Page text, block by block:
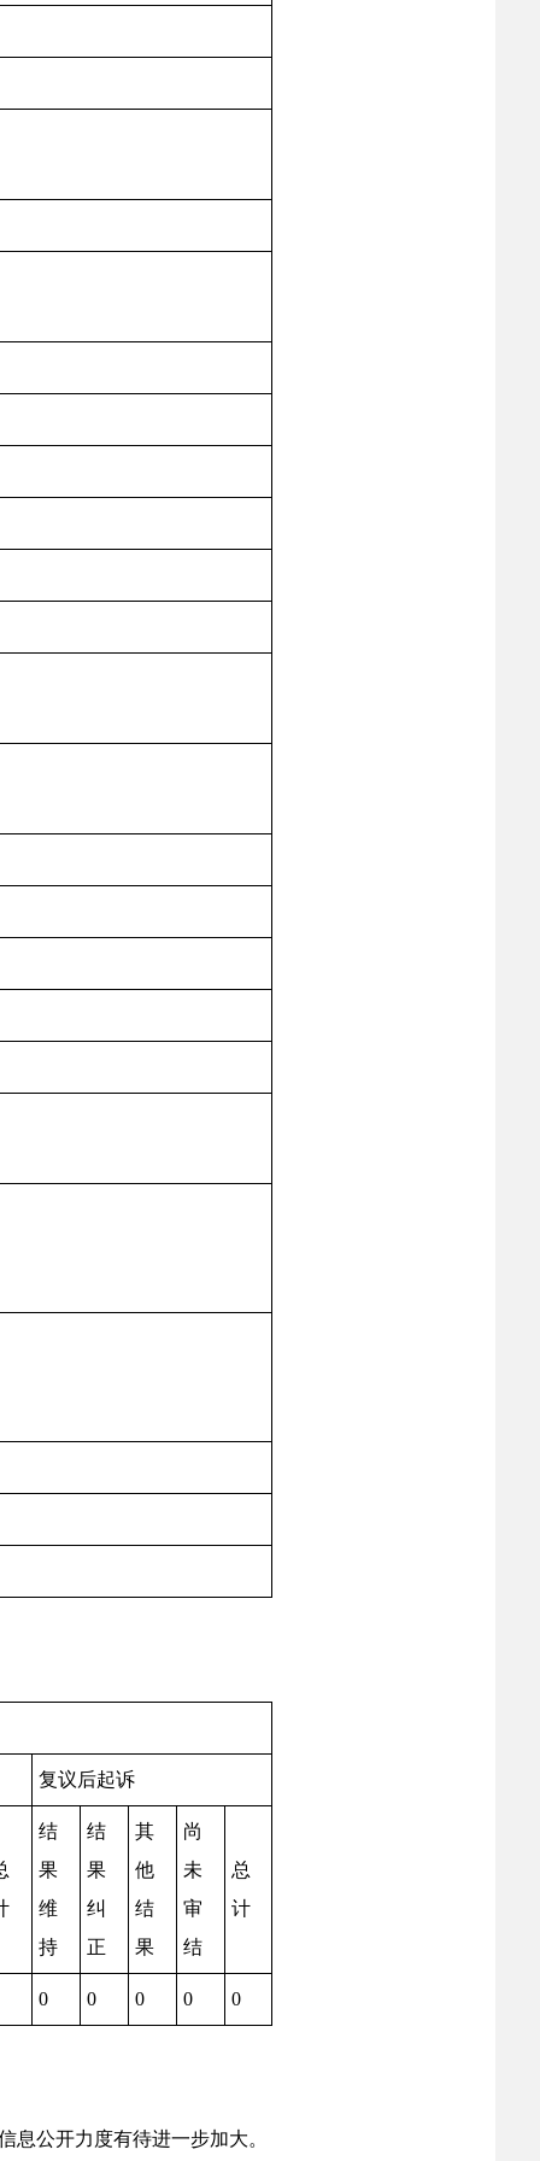
复议后起诉
结
果
维
持
结
果
纠
正
其
他
结
果
尚
未
审
结
总
计
0 0 0 0 0
息公开力度有待进一步加大。